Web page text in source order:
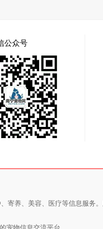
公众号
寄养、美容、医疗等信息服务